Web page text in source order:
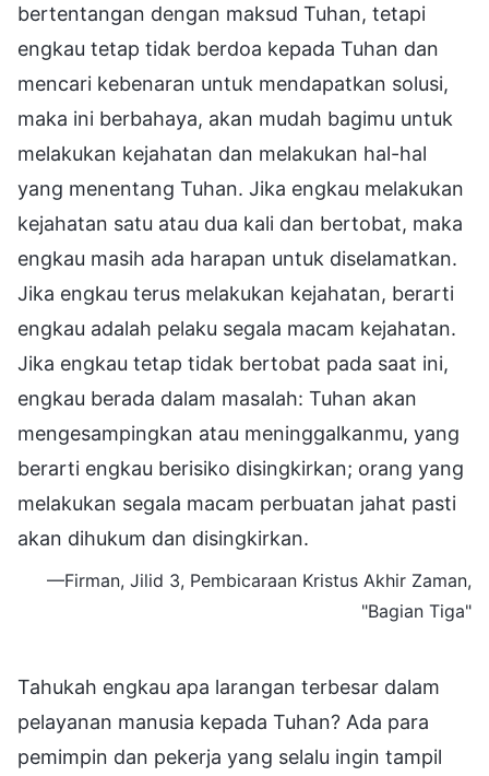
bertentangan dengan maksud Tuhan, tetapi
engkau tetap tidak berdoa kepada Tuhan dan
mencari kebenaran untuk mendapatkan solusi,
maka ini berbahaya, akan mudah bagimu untuk
melakukan kejahatan dan melakukan hal-hal
yang menentang Tuhan. Jika engkau melakukan
kejahatan satu atau dua kali dan bertobat, maka
engkau masih ada harapan untuk diselamatkan.
Jika engkau terus melakukan kejahatan, berarti
engkau adalah pelaku segala macam kejahatan.
Jika engkau tetap tidak bertobat pada saat ini,
engkau berada dalam masalah: Tuhan akan
mengesampingkan atau meninggalkanmu, yang
berarti engkau berisiko disingkirkan; orang yang
melakukan segala macam perbuatan jahat pasti
akan dihukum dan disingkirkan.
—Firman, Jilid 3, Pembicaraan Kristus Akhir Zaman,
"Bagian Tiga"
Tahukah engkau apa larangan terbesar dalam
pelayanan manusia kepada Tuhan? Ada para
pemimpin dan pekerja yang selalu ingin tampil